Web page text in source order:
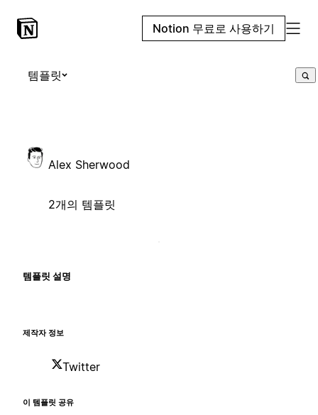
Notion 무료로 사용하기
템플릿
Alex Sherwood
2개의 템플릿
템플릿 설명
제작자 정보
Twitter
이 템플릿 공유